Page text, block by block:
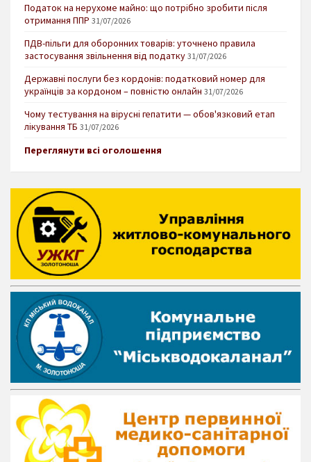
Податок на нерухоме майно: що потрібно зробити після
отримання ППР 31/07/2026
ПДВ-пільги для оборонних товарів: уточнено правила
застосування звільнення від податку 31/07/2026
Державні послуги без кордонів: податковий номер для
українців за кордоном – повністю онлайн 31/07/2026
Чому тестування на вірусні гепатити — обов'язковий етап
лікування ТБ 31/07/2026
Переглянути всі оголошення